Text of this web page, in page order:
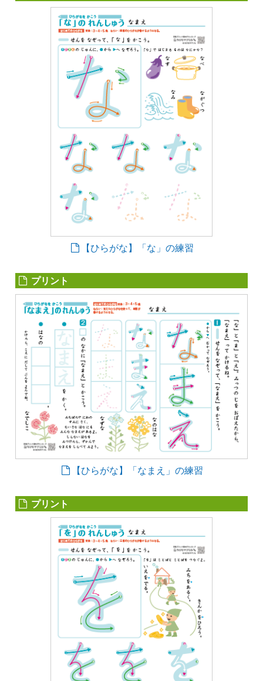
【ひらがな】「な」の練習
プリント
【ひらがな】「なまえ」の練習
プリント